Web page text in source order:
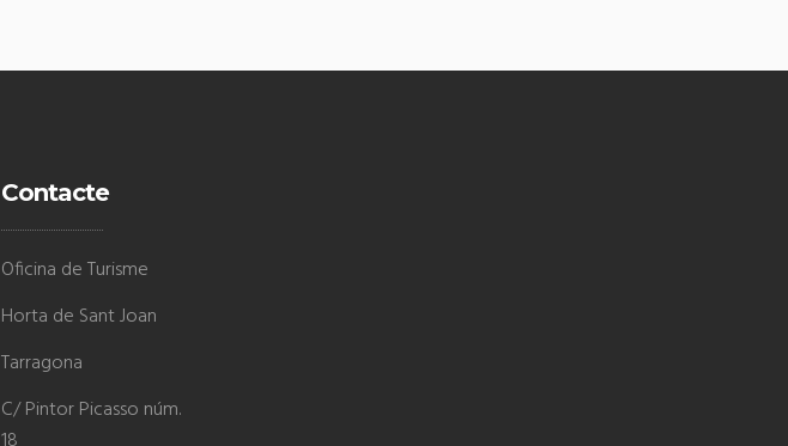
Contacte
Oficina de Turisme
Horta de Sant Joan
Tarragona
C/ Pintor Picasso núm.